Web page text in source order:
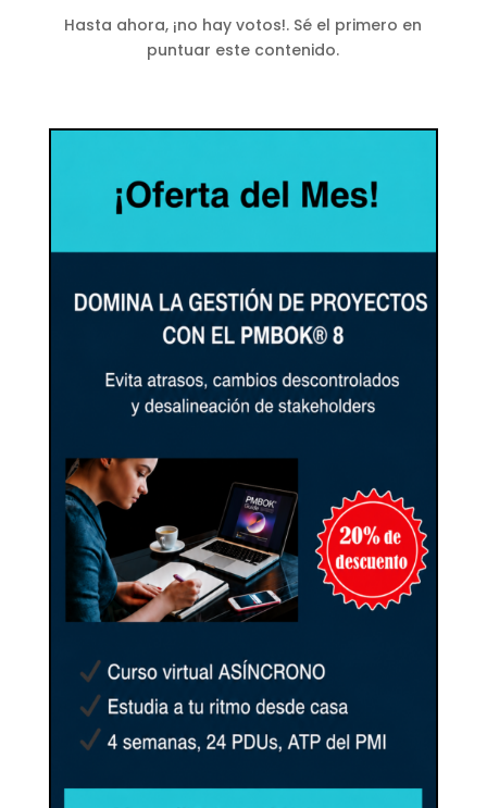
Hasta ahora, ¡no hay votos!. Sé el primero en
puntuar este contenido.